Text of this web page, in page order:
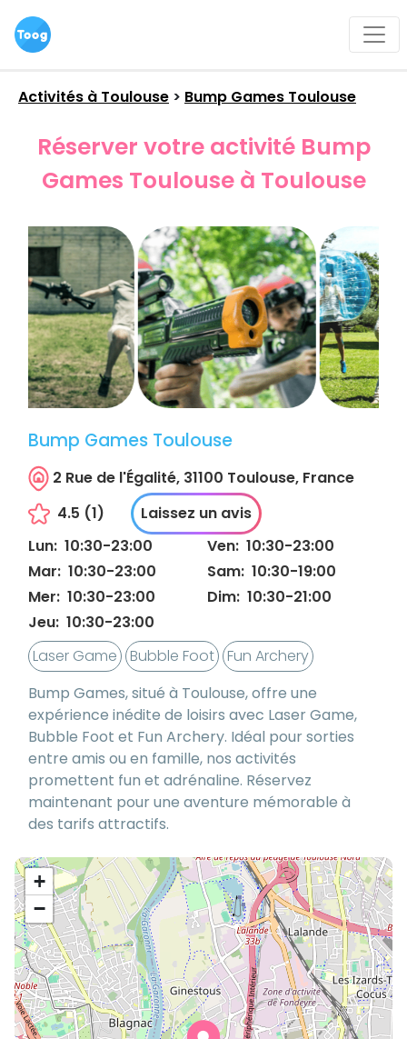
Activités à Toulouse > Bump Games Toulouse
Réserver votre activité Bump
Games Toulouse à Toulouse
Bump Games Toulouse
2 Rue de l'Égalité, 31100 Toulouse, France
4.5 (1)
Laissez un avis
Lun: 10:30-23:00
Mar: 10:30-23:00
Mer: 10:30-23:00
Jeu: 10:30-23:00
Ven: 10:30-23:00
Sam: 10:30-19:00
Dim: 10:30-21:00
Laser Game Bubble Foot
Fun Archery
Bump Games, situé à Toulouse, offre une
expérience inédite de loisirs avec Laser Game,
Bubble Foot et Fun Archery. Idéal pour sorties
entre amis ou en famille, nos activités
promettent fun et adrénaline. Réservez
maintenant pour une aventure mémorable à
des tarifs attractifs.
+
−